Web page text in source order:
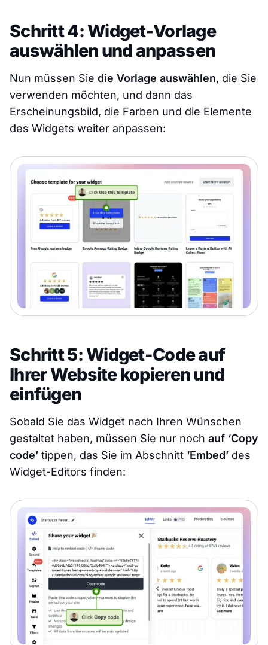
Schritt 4: Widget-Vorlage
auswählen und anpassen
Nun müssen Sie die Vorlage auswählen, die Sie
verwenden möchten, und dann das
Erscheinungsbild, die Farben und die Elemente
des Widgets weiter anpassen:
Schritt 5: Widget-Code auf
Ihrer Website kopieren und
einfügen
Sobald Sie das Widget nach Ihren Wünschen
gestaltet haben, müssen Sie nur noch auf ‘Copy
code’ tippen, das Sie im Abschnitt ‘Embed’ des
Widget-Editors finden: